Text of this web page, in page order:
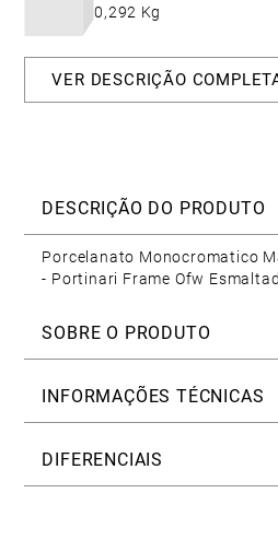
0,292 Kg
VER DESCRIÇÃO
DESCRIÇÃO DO PRODUTO
Porcelanato Monocromatico
- Portinari Frame Ofw
SOBRE O PRODUTO
INFORMAÇÕES TÉCNICAS
DIFERENCIAIS